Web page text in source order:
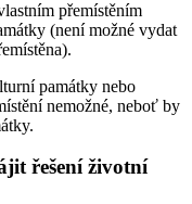
přemístěním
(není možné vydat
památky nebo
nemožné, neboť by
řešení životní